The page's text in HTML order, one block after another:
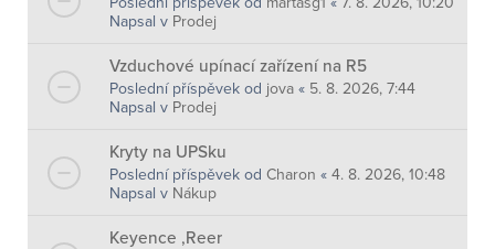
Napsal v Prodej
Vzduchové upínací zařízení na R5
Poslední příspěvek od jova « 5. 8. 2026, 7:44
Napsal v Prodej
Kryty na UPSku
Poslední příspěvek od Charon « 4. 8. 2026, 10:48
Napsal v Nákup
Keyence ,Reer